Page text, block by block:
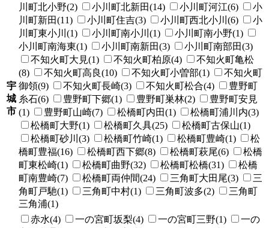
宇
城
市
川町北小野(2)
小川町北新田(14) 小川町河江(6)
小
川町新田(11)
小川町住吉(3) 小川町西北小川(6)
小
川町東小川(1)
小川町南小川(1)
小川町南小野(1)
小川町南海東(1)
小川町南新田(3)
小川町南部田(3)
不知火町大見(1)
不知火町柏原(4)
不知火町亀松
(8)
不知火町高良(10) 不知火町小曽部(1)
不知火町
御領(9)
不知火町長崎(3) 不知火町松合(4)
豊野町
糸石(6)
豊野町下郷(1) 豊野町巣林(2)
豊野町安見
(1)
豊野町山崎(7) 松橋町内田(1)
松橋町浦川内(3)
松橋町大野(1)
松橋町久具(25)
松橋町古保山(1)
松橋町砂川(3)
松橋町竹崎(1) 松橋町豊崎(1)
松
橋町豊福(16)
松橋町西下郷(8) 松橋町萩尾(6)
松橋
町東松崎(1)
松橋町曲野(32) 松橋町松橋(31)
松橋
町南豊崎(7)
松橋町両仲間(24) 三角町大田尾(3)
三
角町戸馳(1)
三角町中村(1) 三角町波多(2)
三角町
三角浦(1)
赤水(4) 一の宮町坂梨(4) 一の宮町三野(1)
一の